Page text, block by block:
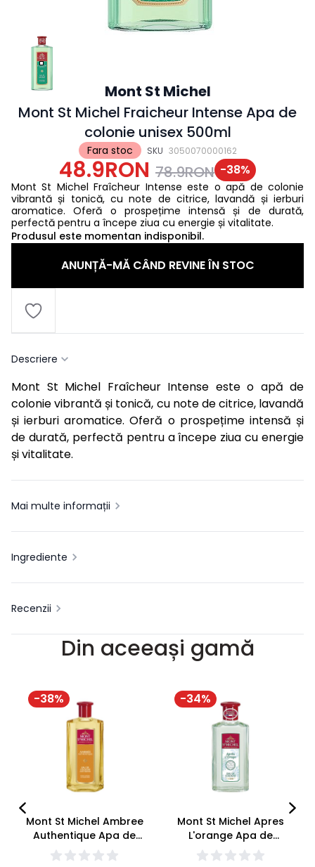
Fara stoc SKU 3050070000162
Mont St Michel
Mont St Michel Fraicheur Intense Apa de
colonie unisex 500ml
48.9RON 78.9RON -38%
Mont St Michel Fraîcheur Intense este o apă de colonie
vibrantă și tonică, cu note de citrice, lavandă și ierburi
aromatice. Oferă o prospețime intensă și de durată,
perfectă pentru a începe ziua cu energie și vitalitate.
Produsul este momentan indisponibil.
ANUNȚĂ-MĂ CÂND REVINE ÎN STOC
Descriere
Mont St Michel Fraîcheur Intense este o apă de
colonie vibrantă și tonică, cu note de citrice, lavandă
și ierburi aromatice. Oferă o prospețime intensă și
de durată, perfectă pentru a începe ziua cu energie
și vitalitate.
Mai multe informații
Ingrediente
Recenzii
Din aceeași gamă
-38%
Mont St Michel Ambree
Authentique Apa de
colonie unisex 500ml
-34%
Mont St Michel Apres
L'orange Apa de
colonie unisex 250ml